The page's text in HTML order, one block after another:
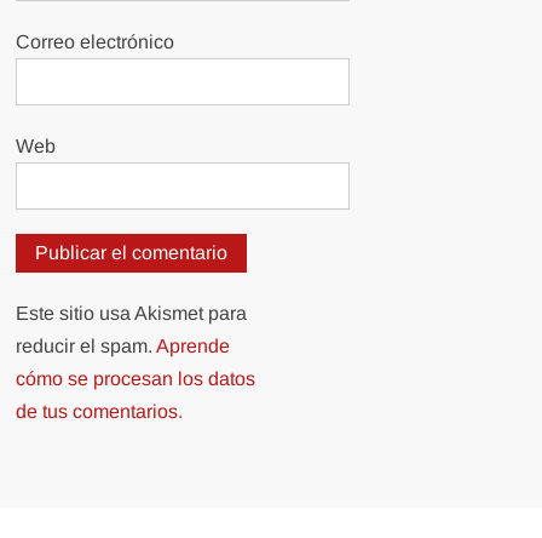
Correo electrónico
Web
Este sitio usa Akismet para
reducir el spam.Aprende
cómo se procesan los datos
de tus comentarios.